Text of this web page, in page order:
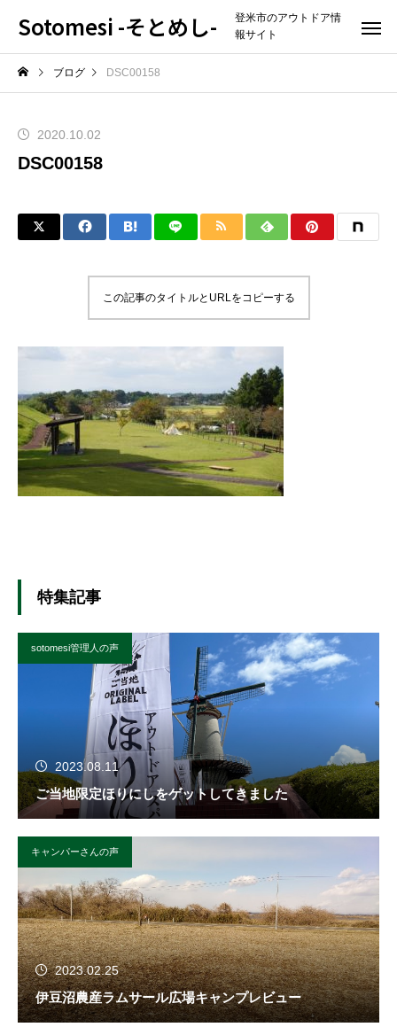
Sotomesi -そとめし-
登米市のアウトドア情
報サイト
ブログ DSC00158
2020.10.02
DSC00158
この記事のタイトルとURLをコピーする
特集記事
sotomesi管理人の声
2023.08.11
ご当地限定ほりにしをゲットしてきました
キャンパーさんの声
2023.02.25
伊豆沼農産ラムサール広場キャンプレビュー